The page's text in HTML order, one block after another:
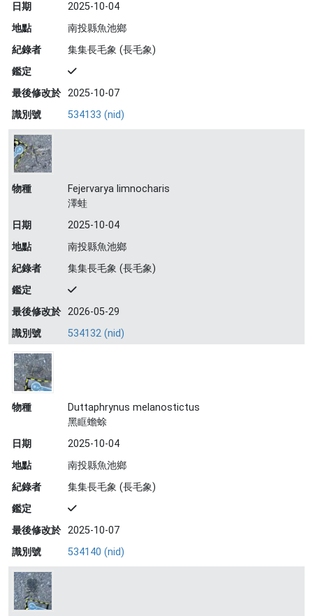
日期
2025-10-04
地點
南投縣魚池鄉
紀錄者
集集長毛象 (長毛象)
鑑定
最後修改於 2025-10-07
識別號
534133 (nid)
物種
Fejervarya limnocharis
澤蛙
日期
2025-10-04
地點
南投縣魚池鄉
紀錄者
集集長毛象 (長毛象)
鑑定
最後修改於 2026-05-29
識別號
534132 (nid)
物種
Duttaphrynus melanostictus
黑眶蟾蜍
日期
2025-10-04
地點
南投縣魚池鄉
紀錄者
集集長毛象 (長毛象)
鑑定
最後修改於 2025-10-07
識別號
534140 (nid)